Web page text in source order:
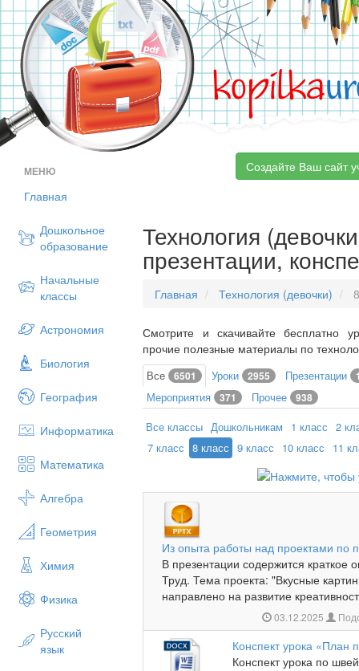
kopilka
МЕНЮ
Главная
Дошкольное
образование
Начальные
классы
Астрономия
Биология
География
Информатика
Математика
Алгебра
Геометрия
Химия
Физика
Русский
язык
Создайте Ваш сайт
Технология
презентации,
Главная Технология (девочки)
Смотрите и скачивайте бесплатно
прочие полезные материалы по
Все 6501 Уроки 2955 Презентации
Мероприятия 371 Прочее 938
Все классы Дошкольникам 1 класс 2
7 класс 8 класс 9 класс 10 класс 11
Из опыта работы над проектами по
В презентации содержится краткое
Труд. Тема проекта: "Вкусные
направлено на развитие
03.12.2025
Конспект урока «План
Конспект урока по